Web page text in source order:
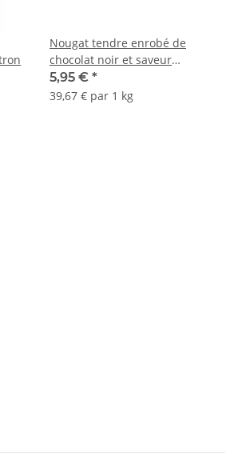
Nougat tendre enrobé de
chocolat noir et saveur
limoncello 150 g
5,95 € *
39,67 € par 1 kg